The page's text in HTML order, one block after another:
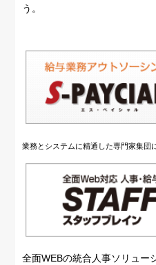
う。
業務とシステムに精通した専門家集団
全面WEBの統合人事ソリュー